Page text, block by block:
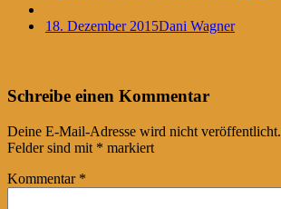
18. Dezember 2015Dani Wagner
Post
navigation
←
Schreibe einen Kommentar
Deine E-Mail-Adresse wird nicht veröffentlicht.
Felder sind mit * markiert
Kommentar *